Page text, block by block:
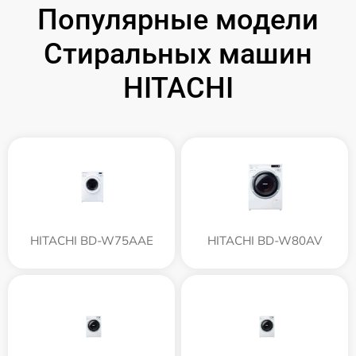
Популярные модели
Стиральных машин
HITACHI
HITACHI BD-W75AAE HITACHI BD-W80AV